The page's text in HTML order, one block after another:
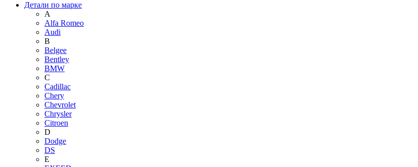
Детали по марке
A
Alfa Romeo
Audi
B
Belgee
Bentley
BMW
C
Cadillac
Chery
Chevrolet
Chrysler
Citroen
D
Dodge
DS
E